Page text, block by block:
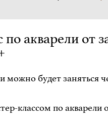
по акварели от
можно будет
классом по